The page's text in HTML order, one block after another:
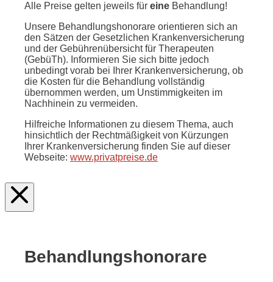
Alle Preise gelten jeweils für eine Behandlung!
Unsere Behandlungshonorare orientieren sich an
den Sätzen der Gesetzlichen Krankenversicherung
und der Gebührenübersicht für Therapeuten
(GebüTh). Informieren Sie sich bitte jedoch
unbedingt vorab bei Ihrer Krankenversicherung, ob
die Kosten für die Behandlung vollständig
übernommen werden, um Unstimmigkeiten im
Nachhinein zu vermeiden.
Hilfreiche Informationen zu diesem Thema, auch
hinsichtlich der Rechtmäßigkeit von Kürzungen
Ihrer Krankenversicherung finden Sie auf dieser
Webseite: www.privatpreise.de
Behandlungs­honorare